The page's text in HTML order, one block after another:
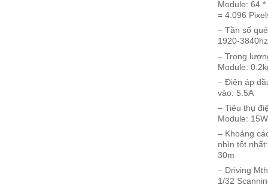
Module: 64 *
= 4.096
– Tần số
1920-3840hz
– Trọng
Module:
– Điện áp
vào: 5.5A
– Tiêu thụ
Module: 15W
– Khoảng
nhìn tốt
30m
– Driving
1/32